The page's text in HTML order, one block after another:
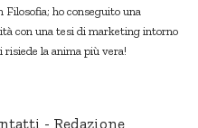
Filosofia; ho conseguito una
con una tesi di marketing intorno
risiede la anima più vera!
- Redazione